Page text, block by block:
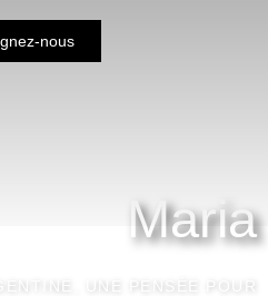
nous
Maria
UNE PENSÉE POUR